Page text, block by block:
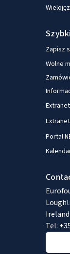
Zapisz
Wolne
Portal
Ireland
Tel: